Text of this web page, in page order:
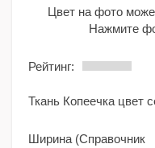
Цвет на фото
Нажмите
Рейтинг:
Ткань Копеечка цвет
Ширина (Справочник